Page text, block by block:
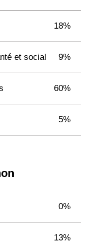
18%
et social 9%
60%
5%
0%
13%